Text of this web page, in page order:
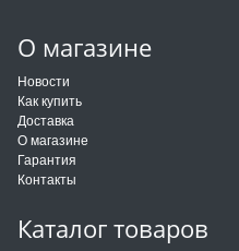
О магазине
Новости
Как купить
Доставка
О магазине
Гарантия
Контакты
Каталог товаров